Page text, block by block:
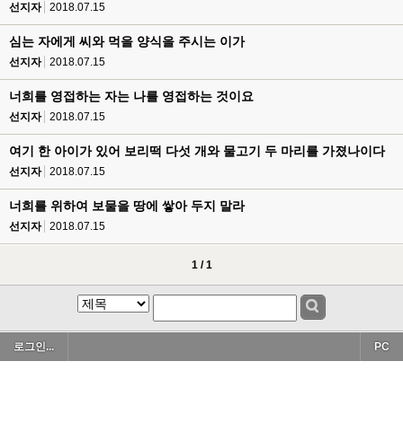
선지자 2018.07.15
심는 자에게 씨와 먹을 양식을 주시는 이가
선지자 2018.07.15
너희를 영접하는 자는 나를 영접하는 것이요
선지자 2018.07.15
여기 한 아이가 있어 보리떡 다섯 개와 물고기 두 마리를 가졌나이다
선지자 2018.07.15
너희를 위하여 보물을 땅에 쌓아 두지 말라
선지자 2018.07.15
1 / 1
로그인... PC